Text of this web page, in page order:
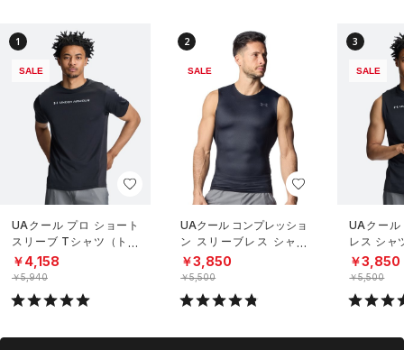
1
SALE
UAクール プロ ショート
スリーブ Tシャツ（トレ
ーニング/MEN）
￥4,158
￥5,940
2
SALE
UAクール コンプレッショ
ン スリーブレス シャツ
（トレーニング/MEN）
￥3,850
￥5,500
3
SALE
UAクール
レス シャ
グ/MEN）
￥3,850
￥5,500